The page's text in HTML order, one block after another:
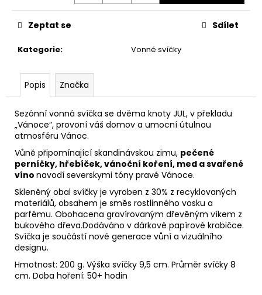
Kategorie: Vonné svíčky
Zeptat se Sdílet
Popis Značka
Sezónní vonná svíčka se dvěma knoty JUL, v překladu
„Vánoce“, provoní váš domov a umocní útulnou
atmosféru Vánoc.
Vůně připomínající skandinávskou zimu, pečené
perníčky, hřebíček, vánoční koření, med a svařené
víno navodí severskymi tóny pravé Vánoce.
Skleněný obal svíčky je vyroben z 30% z recyklovaných
materiálů, obsahem je směs rostlinného vosku a
parfému. Obohacena gravírovaným dřevěným víkem z
bukového dřeva.Dodáváno v dárkové papírové krabičce.
Svíčka je součástí nové generace vůní a vizuálního
designu.
Hmotnost: 200 g. Výška svíčky 9,5 cm. Průměr svíčky 8
cm. Doba hoření: 50+ hodin
D
o
o
u
j
e
m
e
SESSION.SPRAY
495
Kč